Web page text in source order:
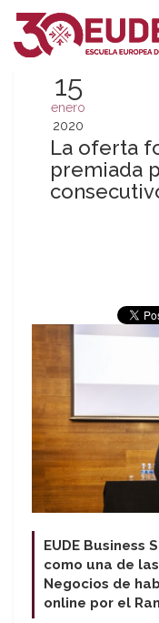
15
enero
2020
La oferta
premiada
EUDE Business
como una de
Negocios de
online por el